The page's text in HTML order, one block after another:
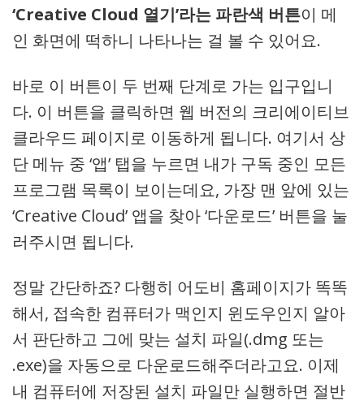
‘Creative Cloud 열기’라는 파란색 버튼이 메
인 화면에 떡하니 나타나는 걸 볼 수 있어요.
바로 이 버튼이 두 번째 단계로 가는 입구입니
다. 이 버튼을 클릭하면 웹 버전의 크리에이티브
클라우드 페이지로 이동하게 됩니다. 여기서 상
단 메뉴 중 ‘앱’ 탭을 누르면 내가 구독 중인 모든
프로그램 목록이 보이는데요, 가장 맨 앞에 있는
‘Creative Cloud’ 앱을 찾아 ‘다운로드’ 버튼을 눌
러주시면 됩니다.
정말 간단하죠? 다행히 어도비 홈페이지가 똑똑
해서, 접속한 컴퓨터가 맥인지 윈도우인지 알아
서 판단하고 그에 맞는 설치 파일(.dmg 또는
.exe)을 자동으로 다운로드해주더라고요. 이제
내 컴퓨터에 저장된 설치 파일만 실행하면 절반